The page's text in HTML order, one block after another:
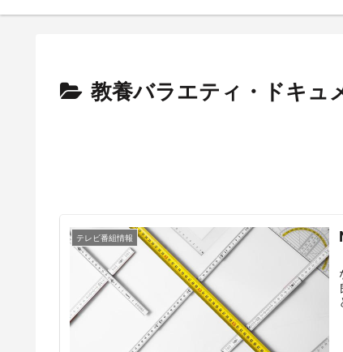
教養バラエティ・ドキュ
テレビ番組情報